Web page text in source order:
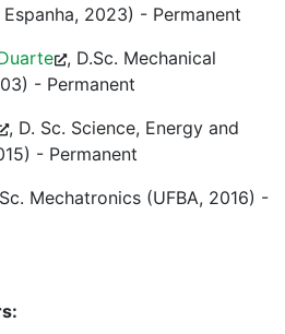
2023) - Permanent
, D.Sc. Mechanical
- Permanent
, D. Sc. Science, Energy and
- Permanent
Mechatronics (UFBA, 2016) -